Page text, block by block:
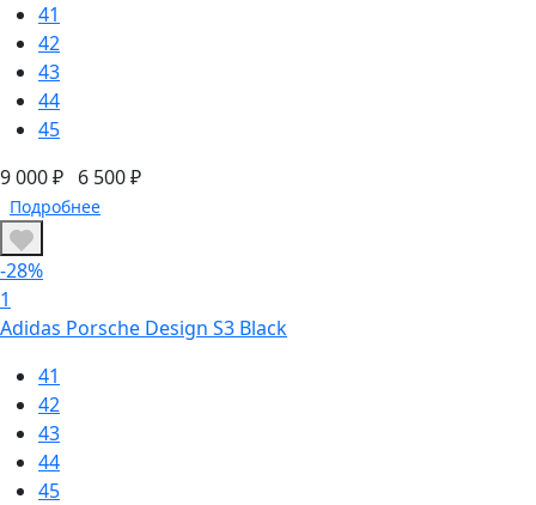
41
42
43
44
45
9 000 ₽ 6 500 ₽
Подробнее
-28%
1
Adidas Porsche Design S3 Black
41
42
43
44
45